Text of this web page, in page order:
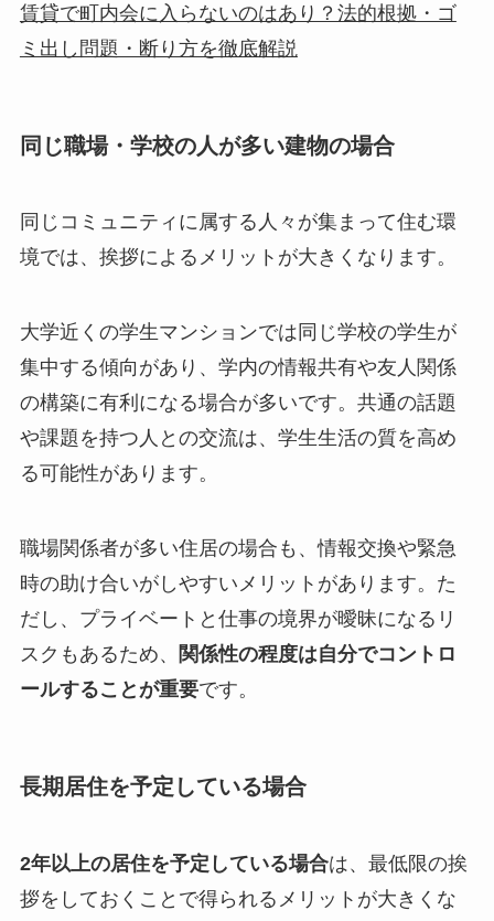
賃貸で町内会に入らないのはあり？法的根拠・ゴ
ミ出し問題・断り方を徹底解説
同じ職場・学校の人が多い建物の場合
同じコミュニティに属する人々が集まって住む環
境では、挨拶によるメリットが大きくなります。
大学近くの学生マンションでは同じ学校の学生が
集中する傾向があり、学内の情報共有や友人関係
の構築に有利になる場合が多いです。共通の話題
や課題を持つ人との交流は、学生生活の質を高め
る可能性があります。
職場関係者が多い住居の場合も、情報交換や緊急
時の助け合いがしやすいメリットがあります。た
だし、プライベートと仕事の境界が曖昧になるリ
スクもあるため、
関係性の程度は自分でコントロ
ールすることが重要です。
長期居住を予定している場合
2年以上の居住を予定している場合は、最低限の挨
拶をしておくことで得られるメリットが大きくな